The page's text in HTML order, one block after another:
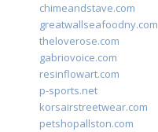
chimeandstave.com
greatwallseafoodny.com
theloverose.com
gabriovoice.com
resinflowart.com
p-sports.net
korsairstreetwear.com
petshopallston.com